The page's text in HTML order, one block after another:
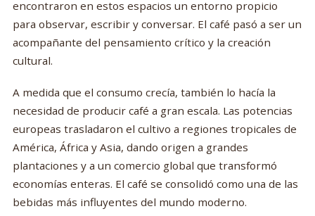
encontraron en estos espacios un entorno propicio
para observar, escribir y conversar. El café pasó a ser un
acompañante del pensamiento crítico y la creación
cultural.
A medida que el consumo crecía, también lo hacía la
necesidad de producir café a gran escala. Las potencias
europeas trasladaron el cultivo a regiones tropicales de
América, África y Asia, dando origen a grandes
plantaciones y a un comercio global que transformó
economías enteras. El café se consolidó como una de las
bebidas más influyentes del mundo moderno.